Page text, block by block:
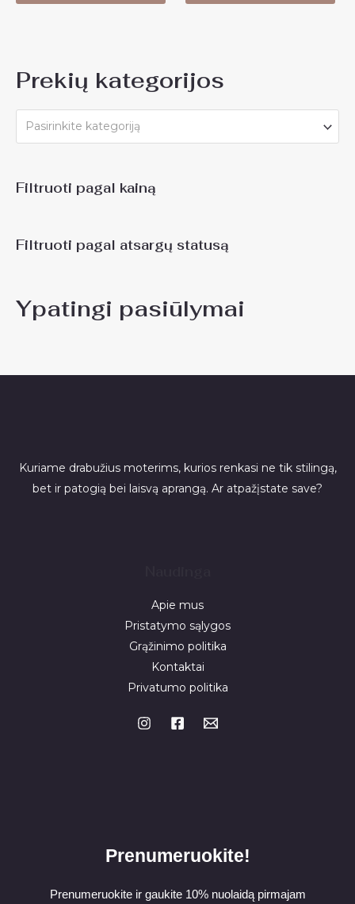
Prekių kategorijos
Pasirinkite kategoriją
Filtruoti pagal kainą
Filtruoti pagal atsargų statusą
Ypatingi pasiūlymai
Kuriame drabužius moterims, kurios renkasi ne tik stilingą,
bet ir patogią bei laisvą aprangą. Ar atpažįstate save?
Apie mus
Pristatymo sąlygos
Grąžinimo politika
Kontaktai
Privatumo politika
Prenumeruokite!
Prenumeruokite ir gaukite 10% nuolaidą pirmajam